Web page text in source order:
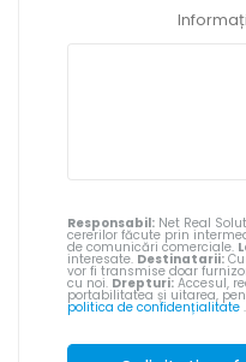
Responsabil: Net Real
cererilor făcute prin
de comunicări comerciale.
interesate. Destinatarii:
vor fi transmise doar
cu noi. Drepturi: Accesul,
portabilitatea și uitarea,
politica de confidențialitate .